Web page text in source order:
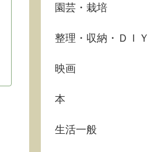
園芸・栽培
整理・収納・ＤＩＹ
映画
本
生活一般